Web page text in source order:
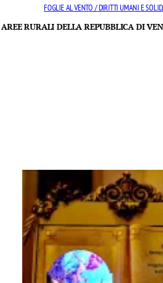
FOGLIE AL VENTO / DIRITTI UMANI E
RURALI DELLA REPUBBLICA DI